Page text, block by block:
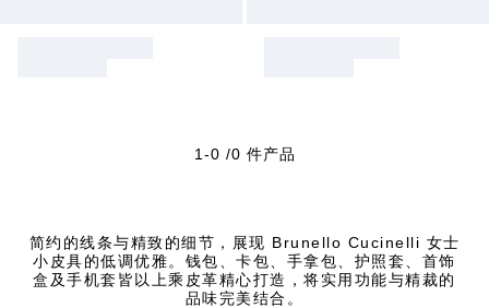
1-0 /0 件产品
简约的线条与精致的细节，展现 Brunello Cucinelli 女士
小皮具的低调优雅。钱包、卡包、手拿包、护照套、首饰
盒及手机套皆以上乘皮革精心打造，将实用功能与精裁的
品味完美结合。